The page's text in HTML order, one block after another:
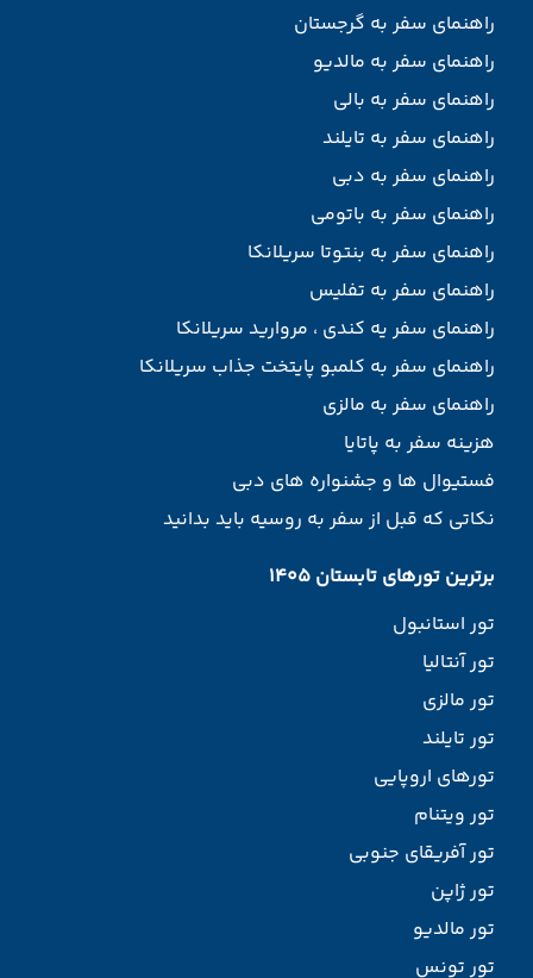
راهنمای سفر به گرجستان
راهنمای سفر به مالدیو
راهنمای سفر به بالی
راهنمای سفر به تایلند
راهنمای سفر به دبی
راهنمای سفر به باتومی
راهنمای سفر به بنتوتا سریلانکا
راهنمای سفر به تفلیس
راهنمای سفر یه کندی ، مروارید سریلانکا
راهنمای سفر به کلمبو پایتخت جذاب سریلانکا
راهنمای سفر به مالزی
هزینه سفر به پاتایا
فستیوال ها و جشنواره های دبی
نکاتی که قبل از سفر به روسیه باید بدانید
برترین تورهای تابستان 1405
تور استانبول
تور آنتالیا
تور مالزی
تور تایلند
تورهای اروپایی
تور ویتنام
تور آفریقای جنوبی
تور ژاپن
تور مالدیو
تور تونس